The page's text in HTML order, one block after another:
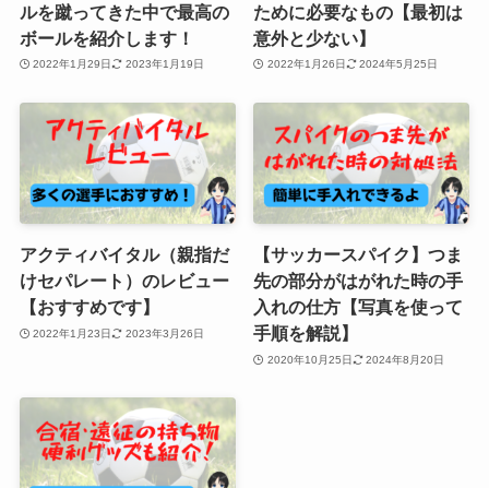
ルを蹴ってきた中で最高の
ボールを紹介します！
2022年1月29日 2023年1月19日
ために必要なもの【最初は
意外と少ない】
2022年1月26日 2024年5月25日
アクティバイタル（親指だ
けセパレート）のレビュー
【おすすめです】
2022年1月23日 2023年3月26日
【サッカースパイク】つま
先の部分がはがれた時の手
入れの仕方【写真を使って
手順を解説】
2020年10月25日 2024年8月20日